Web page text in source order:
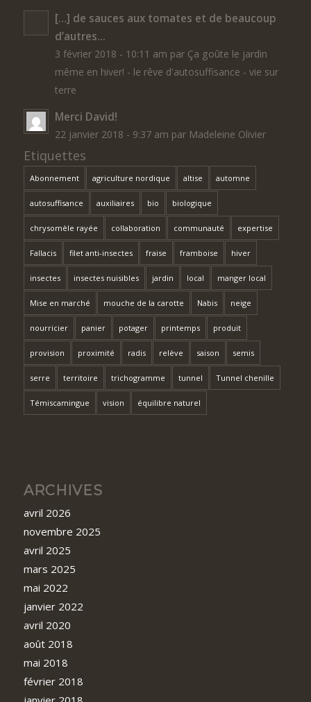
[…] de sauces aux tomates et de beaucoup
d’autres...
3 février 2018 - 10:11 am par Ça goûte le jardin
même en hiver! - le rêve d'autosuffisance - vie sur
terre
Merci David!
22 janvier 2018 - 9:37 am par Madeleine Olivier
Etiquettes
Abonnement agriculture nordique altise automne
autosuffisance auxiliaires bio biologique
chrysomèle rayée collaboration communauté expertise
Fallacis filet anti-insectes fraise framboise hiver
insectes insectes nuisibles jardin local manger local
Mise en marché mouche de la carotte Nabis neige
nourricier panier potager printemps produit
provision proximité radis relève saison semis
serre territoire trichogramme tunnel Tunnel chenille
Témiscamingue vision équilibre naturel
ARCHIVES
avril 2026
novembre 2025
avril 2025
mars 2025
mai 2022
janvier 2022
avril 2020
août 2018
mai 2018
février 2018